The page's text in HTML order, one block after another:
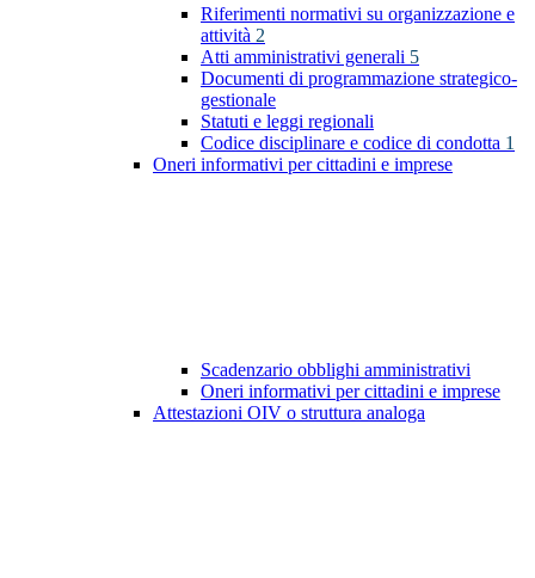
Riferimenti normativi su organizzazione e
attività 2
Atti amministrativi generali 5
Documenti di programmazione strategico-
gestionale
Statuti e leggi regionali
Codice disciplinare e codice di condotta 1
Oneri informativi per cittadini e imprese
Scadenzario obblighi amministrativi
Oneri informativi per cittadini e imprese
Attestazioni OIV o struttura analoga